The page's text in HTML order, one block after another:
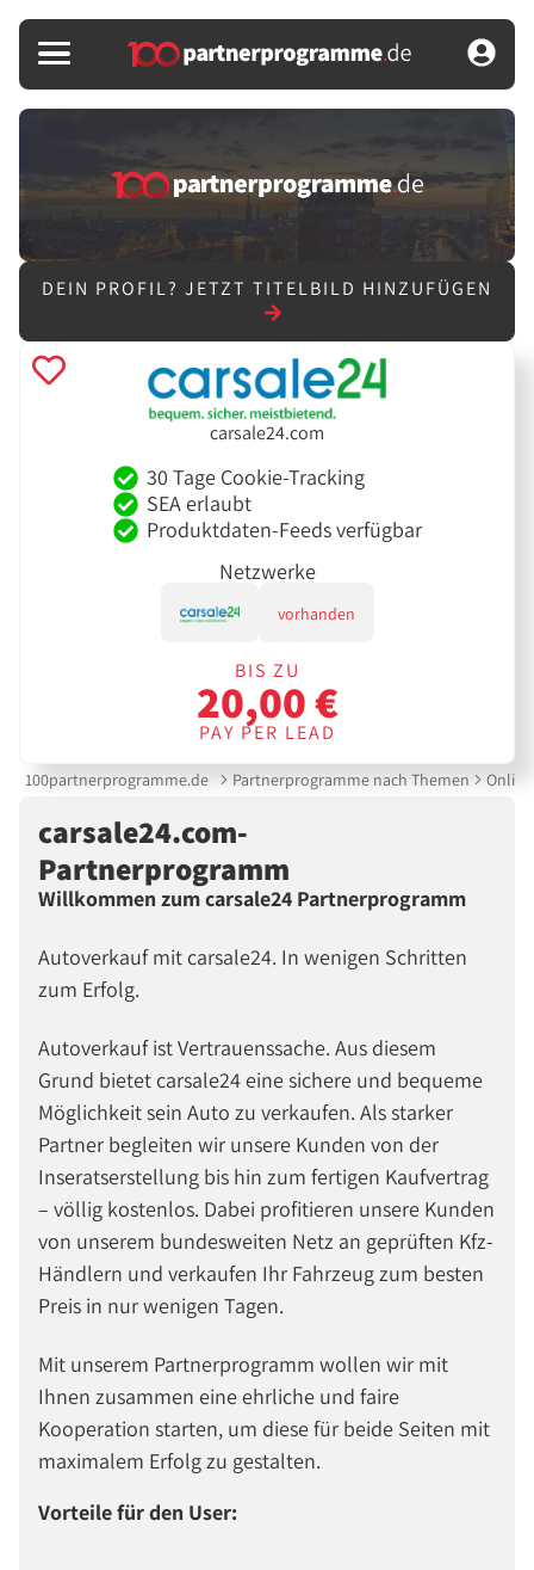
DEIN PROFIL? JETZT TITELBILD HINZUFÜGEN
carsale24.com
30 Tage Cookie-Tracking
SEA erlaubt
Produktdaten-Feeds verfügbar
Netzwerke
vorhanden
BIS ZU
20,00 €
PAY PER LEAD
100partnerprogramme.de Partnerprogramme nach Themen
carsale24.com-
Partnerprogramm
Willkommen zum carsale24 Partnerprogramm
Autoverkauf mit carsale24. In wenigen Schritten
zum Erfolg.
Autoverkauf ist Vertrauenssache. Aus diesem
Grund bietet carsale24 eine sichere und bequeme
Möglichkeit sein Auto zu verkaufen. Als starker
Partner begleiten wir unsere Kunden von der
Inseratserstellung bis hin zum fertigen Kaufvertrag
– völlig kostenlos. Dabei profitieren unsere Kunden
von unserem bundesweiten Netz an geprüften Kfz-
Händlern und verkaufen Ihr Fahrzeug zum besten
Preis in nur wenigen Tagen.
Mit unserem Partnerprogramm wollen wir mit
Ihnen zusammen eine ehrliche und faire
Kooperation starten, um diese für beide Seiten mit
maximalem Erfolg zu gestalten.
Vorteile für den User: